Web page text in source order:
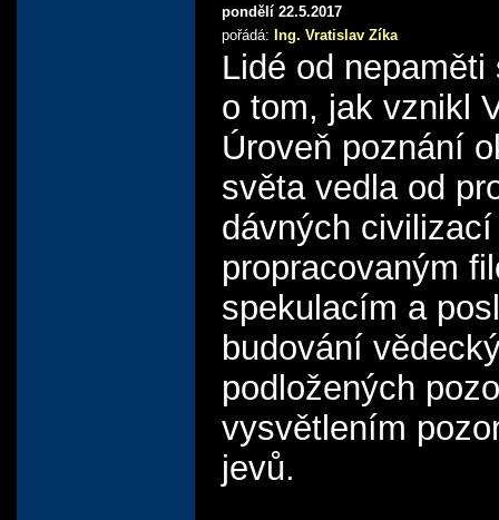
pondělí 22.5.2017
pořádá: Ing. Vratislav Zíka
Lidé od nepaměti
o tom, jak vznikl
Úroveň poznání
světa vedla od
dávných
propracovaným
spekulacím a
budování
podložených
vysvětlením
jevů.